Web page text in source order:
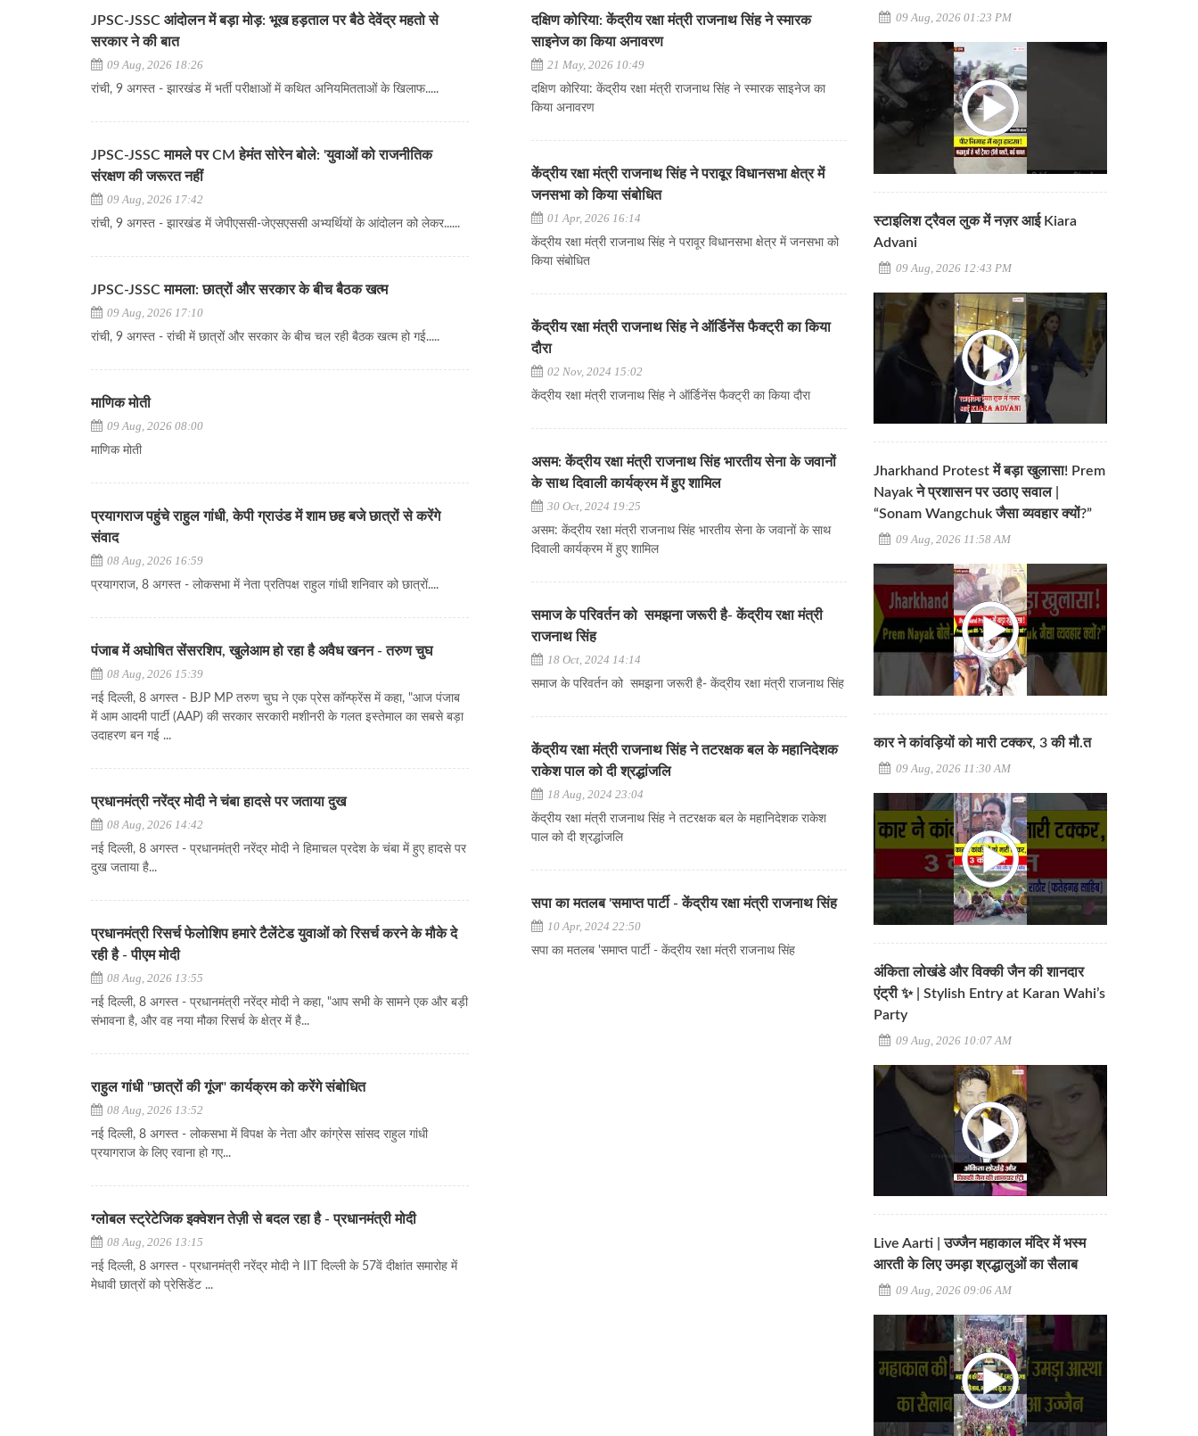
JPSC-JSSC आंदोलन में बड़ा मोड़: भूख हड़ताल पर बैठे देवेंद्र महतो से
सरकार ने की बात
09 Aug, 2026 18:26
रांची, 9 अगस्त - झारखंड में भर्ती परीक्षाओं में कथित अनियमितताओं के खिलाफ.....
JPSC-JSSC मामले पर CM हेमंत सोरेन बोले: 'युवाओं को राजनीतिक
संरक्षण की जरूरत नहीं
09 Aug, 2026 17:42
रांची, 9 अगस्त - झारखंड में जेपीएससी-जेएसएससी अभ्यर्थियों के आंदोलन को लेकर......
JPSC-JSSC मामला: छात्रों और सरकार के बीच बैठक खत्म
09 Aug, 2026 17:10
रांची, 9 अगस्त - रांची में छात्रों और सरकार के बीच चल रही बैठक खत्म हो गई.....
माणिक मोती
09 Aug, 2026 08:00
माणिक मोती
प्रयागराज पहुंचे राहुल गांधी, केपी ग्राउंड में शाम छह बजे छात्रों से करेंगे
संवाद
08 Aug, 2026 16:59
प्रयागराज, 8 अगस्त - लोकसभा में नेता प्रतिपक्ष राहुल गांधी शनिवार को छात्रों....
पंजाब में अघोषित सेंसरशिप, खुलेआम हो रहा है अवैध खनन - तरुण चुघ
08 Aug, 2026 15:39
नई दिल्ली, 8 अगस्त - BJP MP तरुण चुघ ने एक प्रेस कॉन्फ्रेंस में कहा, "आज पंजाब
में आम आदमी पार्टी (AAP) की सरकार सरकारी मशीनरी के गलत इस्तेमाल का सबसे बड़ा
उदाहरण बन गई ...
प्रधानमंत्री नरेंद्र मोदी ने चंबा हादसे पर जताया दुख
08 Aug, 2026 14:42
नई दिल्ली, 8 अगस्त - प्रधानमंत्री नरेंद्र मोदी ने हिमाचल प्रदेश के चंबा में हुए हादसे पर
दुख जताया है...
प्रधानमंत्री रिसर्च फेलोशिप हमारे टैलेंटेड युवाओं को रिसर्च करने के मौके दे
रही है - पीएम मोदी
08 Aug, 2026 13:55
नई दिल्ली, 8 अगस्त - प्रधानमंत्री नरेंद्र मोदी ने कहा, "आप सभी के सामने एक और बड़ी
संभावना है, और वह नया मौका रिसर्च के क्षेत्र में है...
राहुल गांधी "छात्रों की गूंज" कार्यक्रम को करेंगे संबोधित
08 Aug, 2026 13:52
नई दिल्ली, 8 अगस्त - लोकसभा में विपक्ष के नेता और कांग्रेस सांसद राहुल गांधी
प्रयागराज के लिए रवाना हो गए...
ग्लोबल स्ट्रेटेजिक इक्वेशन तेज़ी से बदल रहा है - प्रधानमंत्री मोदी
08 Aug, 2026 13:15
नई दिल्ली, 8 अगस्त - प्रधानमंत्री नरेंद्र मोदी ने IIT दिल्ली के 57वें दीक्षांत समारोह में
मेधावी छात्रों को प्रेसिडेंट ...
दक्षिण कोरिया: केंद्रीय रक्षा मंत्री राजनाथ सिंह ने स्मारक
साइनेज का किया अनावरण
21 May, 2026 10:49
दक्षिण कोरिया: केंद्रीय रक्षा मंत्री राजनाथ सिंह ने स्मारक साइनेज का
किया अनावरण
केंद्रीय रक्षा मंत्री राजनाथ सिंह ने परावूर विधानसभा क्षेत्र में
जनसभा को किया संबोधित
01 Apr, 2026 16:14
केंद्रीय रक्षा मंत्री राजनाथ सिंह ने परावूर विधानसभा क्षेत्र में जनसभा को
किया संबोधित
केंद्रीय रक्षा मंत्री राजनाथ सिंह ने ऑर्डिनेंस फैक्ट्री का किया
दौरा
02 Nov, 2024 15:02
केंद्रीय रक्षा मंत्री राजनाथ सिंह ने ऑर्डिनेंस फैक्ट्री का किया दौरा
असम: केंद्रीय रक्षा मंत्री राजनाथ सिंह भारतीय सेना के जवानों
के साथ दिवाली कार्यक्रम में हुए शामिल
30 Oct, 2024 19:25
असम: केंद्रीय रक्षा मंत्री राजनाथ सिंह भारतीय सेना के जवानों के साथ
दिवाली कार्यक्रम में हुए शामिल
समाज के परिवर्तन को समझना जरूरी है- केंद्रीय रक्षा मंत्री
राजनाथ सिंह
18 Oct, 2024 14:14
समाज के परिवर्तन को समझना जरूरी है- केंद्रीय रक्षा मंत्री राजनाथ सिंह
केंद्रीय रक्षा मंत्री राजनाथ सिंह ने तटरक्षक बल के महानिदेशक
राकेश पाल को दी श्रद्धांजलि
18 Aug, 2024 23:04
केंद्रीय रक्षा मंत्री राजनाथ सिंह ने तटरक्षक बल के महानिदेशक राकेश
पाल को दी श्रद्धांजलि
सपा का मतलब 'समाप्त पार्टी - केंद्रीय रक्षा मंत्री राजनाथ सिंह
10 Apr, 2024 22:50
सपा का मतलब 'समाप्त पार्टी - केंद्रीय रक्षा मंत्री राजनाथ सिंह
09 Aug, 2026 01:23 PM
स्टाइलिश ट्रैवल लुक में नज़र आई Kiara
Advani
09 Aug, 2026 12:43 PM
Jharkhand Protest में बड़ा खुलासा! Prem
Nayak ने प्रशासन पर उठाए सवाल |
“Sonam Wangchuk जैसा व्यवहार क्यों?”
09 Aug, 2026 11:58 AM
कार ने कांवड़ियों को मारी टक्कर, 3 की मौ.त
09 Aug, 2026 11:30 AM
अंकिता लोखंडे और विक्की जैन की शानदार
एंट्री ✨ | Stylish Entry at Karan Wahi’s
Party
09 Aug, 2026 10:07 AM
Live Aarti | उज्जैन महाकाल मंदिर में भस्म
आरती के लिए उमड़ा श्रद्धालुओं का सैलाब
09 Aug, 2026 09:06 AM